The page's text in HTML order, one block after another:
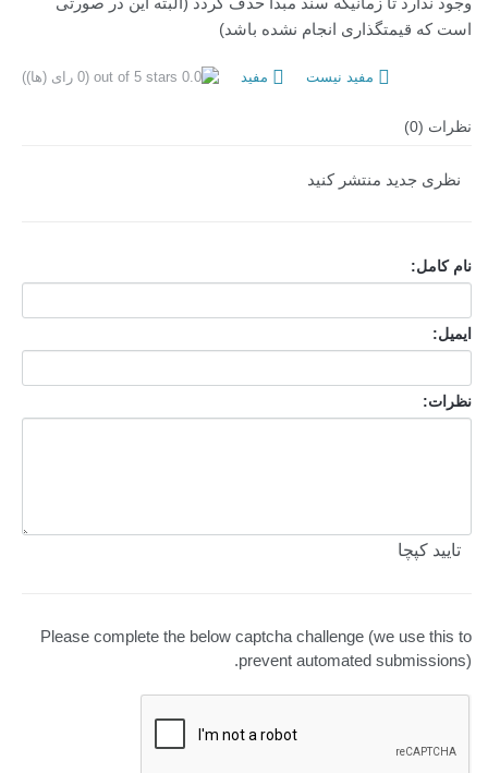
است که قیمتگذاری انجام نشده باشد)
(0 رای (ها)) مفید مفید نیست
نظرات (0)
نظری جدید منتشر کنید
نام کامل:
ایمیل:
نظرات:
تایید کپچا
Please complete the below captcha challenge (we use this to
prevent automated submissions).